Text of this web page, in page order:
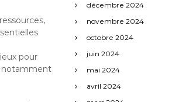
pour
notamment
décembre 2024
novembre 2024
octobre 2024
juin 2024
mai 2024
avril 2024